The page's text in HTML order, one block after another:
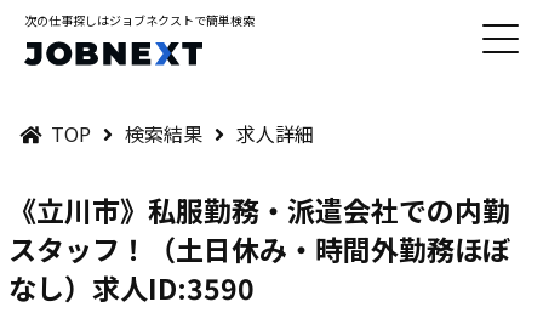
次の仕事探しはジョブネクストで簡単検索
TOP 検索結果 求人詳細
《立川市》私服勤務・派遣会社での内勤
スタッフ！（土日休み・時間外勤務ほぼ
なし）求人ID:3590